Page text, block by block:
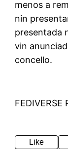
menos a
nin
presentada
vin
concello.
FEDIVERSE
Like